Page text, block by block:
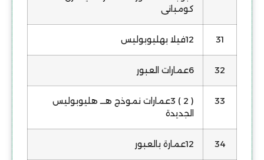
كومبانى
31 12فيلا بهليوبوليس
32 6عمارات العبور
33
( 2 ) 3عمارات نموذج هـــ هليوبوليس
الجديدة
34 12عمارة بالعبور